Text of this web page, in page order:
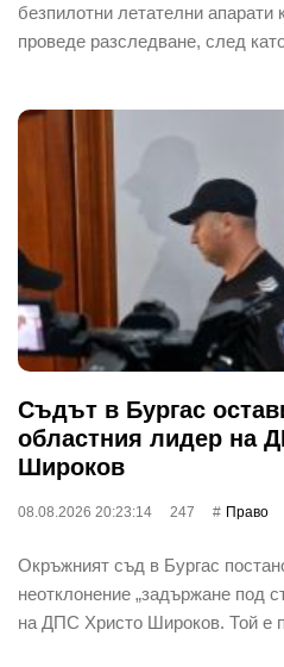
безпилотни летателни
проведе разследване, след
Съдът в Бургас
областния лидер на
Широков
08.08.2026 20:23:14 247 Право
Окръжният съд в Бургас
неотклонение „задържане под
на ДПС Христо Широков. Той е